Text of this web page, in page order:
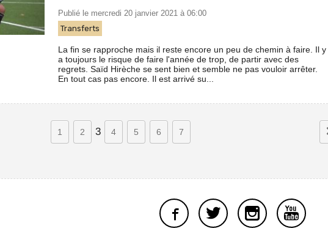
Publié le mercredi 20 janvier 2021 à 06:00
Transferts
La fin se rapproche mais il reste encore un peu de chemin à faire. Il y
a toujours le risque de faire l'année de trop, de partir avec des
regrets. Saïd Hirèche se sent bien et semble ne pas vouloir arrêter.
En tout cas pas encore. Il est arrivé su...
1 2 3 4 5 6 7